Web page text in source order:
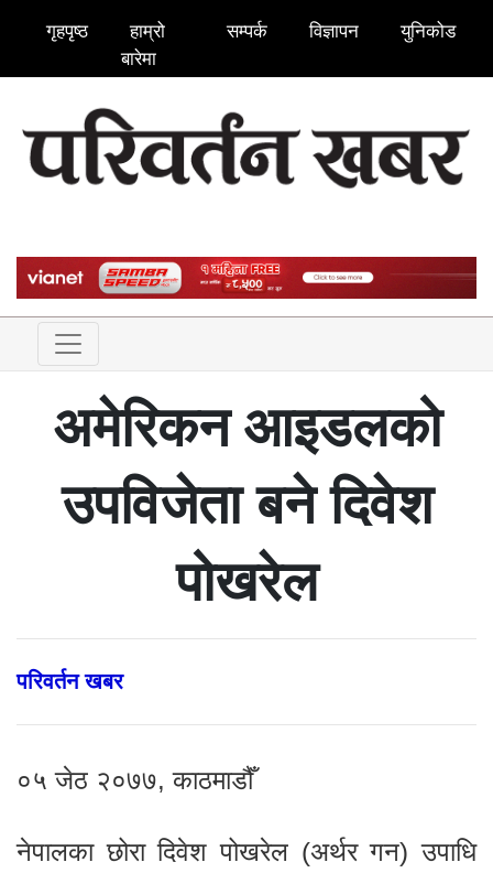
गृहपृष्ठ
हाम्रो
बारेमा
सम्पर्क विज्ञापन युनिकोड
अमेरिकन आइडलको
उपविजेता बने दिवेश
पोखरेल
परिवर्तन खबर
०५ जेठ २०७७, काठमाडौँ
नेपालका छोरा दिवेश पोखरेल (अर्थर गन) उपाधि